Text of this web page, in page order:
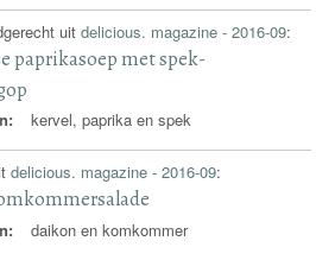
uitdelicious. magazine - 2016-09:
paprikasoep met spek-
kervel, paprika en spek
delicious. magazine - 2016-09:
daikon en komkommer